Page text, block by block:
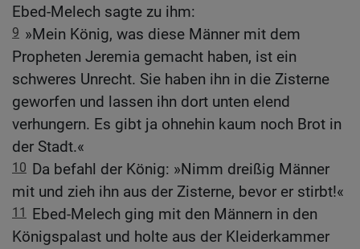
Ebed-Melech sagte zu ihm:
9 »Mein König, was diese Männer mit dem
Propheten Jeremia gemacht haben, ist ein
schweres Unrecht. Sie haben ihn in die Zisterne
geworfen und lassen ihn dort unten elend
verhungern. Es gibt ja ohnehin kaum noch Brot in
der Stadt.«
10 Da befahl der König: »Nimm dreißig Männer
mit und zieh ihn aus der Zisterne, bevor er stirbt!«
11
Ebed-Melech ging mit den Männern in den
Königspalast und holte aus der Kleiderkammer